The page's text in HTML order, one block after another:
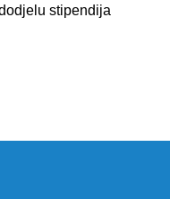
stipendija